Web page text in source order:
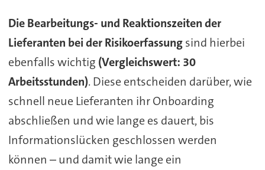
Die Bearbeitungs- und Reaktionszeiten der
Lieferanten bei der Risikoerfassungsind hierbei
ebenfalls wichtig (Vergleichswert: 30
Arbeitsstunden). Diese entscheiden darüber, wie
schnell neue Lieferanten ihr Onboarding
abschließen und wie lange es dauert, bis
Informationslücken geschlossen werden
können – und damit wie lange ein